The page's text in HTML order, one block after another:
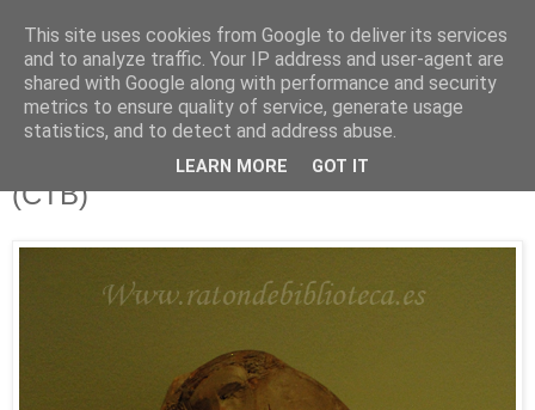
Está de pinga
10/11/12
Afluentes 68 e Ilustrísimos, Ilustrados
(CTB)
This site uses cookies from Google to deliver its services
and to analyze traffic. Your IP address and user-agent are
shared with Google along with performance and security
metrics to ensure quality of service, generate usage
statistics, and to detect and address abuse.
LEARN MORE GOT IT